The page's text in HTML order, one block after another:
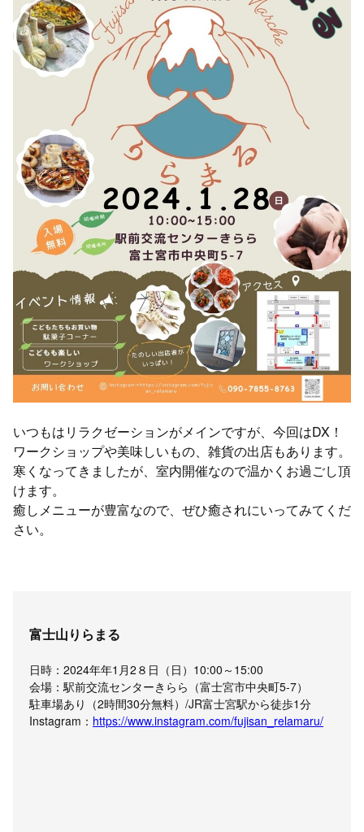
いつもはリラクゼーションがメインですが、今回はDX！
ワークショップや美味しいもの、雑貨の出店もあります。
寒くなってきましたが、室内開催なので温かくお過ごし頂
けます。
癒しメニューが豊富なので、ぜひ癒されにいってみてくだ
さい。
富士山りらまる
日時：2024年年1月2８日（日）10:00～15:00
会場：駅前交流センターきらら（富士宮市中央町5-7）
駐車場あり（2時間30分無料）/JR富士宮駅から徒歩1分
Instagram： https://www.instagram.com/fujisan_relamaru/